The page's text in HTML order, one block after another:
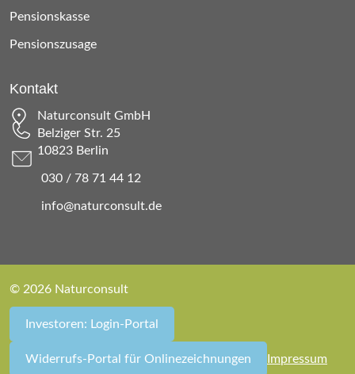
Pensionskasse
Pensionszusage
Kontakt
Naturconsult GmbH
Belziger Str. 25
10823 Berlin
030 / 78 71 44 12
info@naturconsult.de
© 2026 Naturconsult
Investoren: Login-Portal
Widerrufs-Portal für Onlinezeichnungen Impressum